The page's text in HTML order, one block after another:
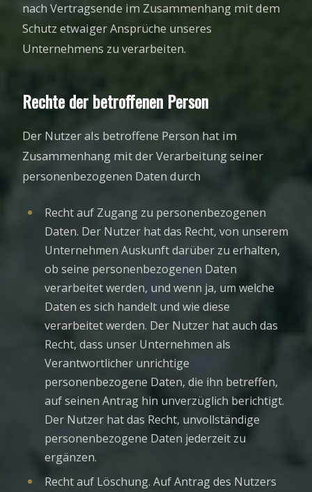
nach Vertragsende im Zusammenhang mit dem
Schutz etwaiger Ansprüche unseres
Unternehmens zu verarbeiten.
Rechte der betroffenen Person
Der Nutzer als betroffene Person hat im
Zusammenhang mit der Verarbeitung seiner
personenbezogenen Daten durch
Recht auf Zugang zu personenbezogenen
Daten. Der Nutzer hat das Recht, von unserem
Unternehmen Auskunft darüber zu erhalten,
ob seine personenbezogenen Daten
verarbeitet werden, und wenn ja, um welche
Daten es sich handelt und wie diese
verarbeitet werden. Der Nutzer hat auch das
Recht, dass unser Unternehmen als
Verantwortlicher unrichtige
personenbezogene Daten, die ihn betreffen,
auf seinen Antrag hin unverzüglich berichtigt.
Der Nutzer hat das Recht, unvollständige
personenbezogene Daten jederzeit zu
ergänzen.
Recht auf Löschung. Auf Antrag des Nutzers